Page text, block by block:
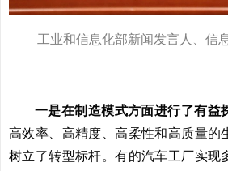
工业和信息化部新闻发言人、信
一是在制造模式方面进行了有益
高效率、高精度、高柔性和高质量的
树立了转型标杆。有的汽车工厂实现